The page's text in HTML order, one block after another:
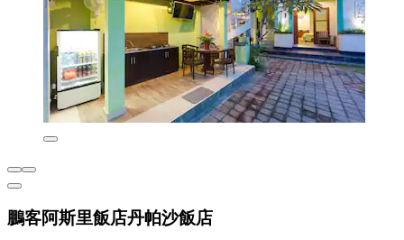
鵬客阿斯里飯店丹帕沙飯店